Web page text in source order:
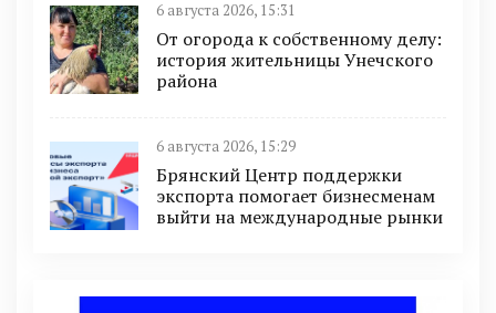
6 августа 2026, 15:31
От огорода к собственному делу:
история жительницы Унечского
района
6 августа 2026, 15:29
Брянский Центр поддержки
экспорта помогает бизнесменам
выйти на международные рынки